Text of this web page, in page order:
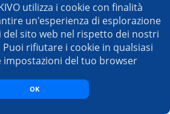
amministrazione per
SharePointPer modificare
amministratore.
utilizza i cookie con finalità
un'esperienza di esplorazione
sito web nel rispetto dei nostri
Puoi rifiutare i cookie in qualsiasi
impostazioni del tuo browser
OK